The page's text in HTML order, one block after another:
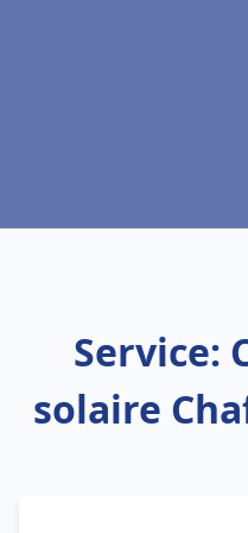
Service:
solaire